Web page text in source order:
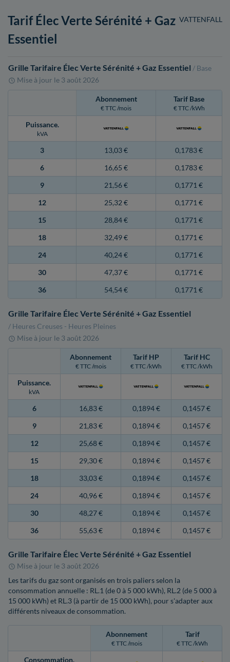
VATTENFALL
Tarif Élec Verte Sérénité + Gaz
Essentiel
Grille Tarifaire Élec Verte Sérénité + Gaz Essentiel / Base
Mise à jour le 3 août 2026
Abonnement
€ TTC /mois
Tarif Base
€ TTC /kWh
Puissance.
kVA
3 13,03 €
0,1783 €
6
16,65 €
0,1783 €
9
21,56 €
0,1771 €
12
25,32 €
0,1771 €
15
28,84 €
0,1771 €
18
32,49 €
0,1771 €
24
40,24 €
0,1771 €
30
47,37 €
0,1771 €
36
54,54 € 0,1771 €
Grille Tarifaire Élec Verte Sérénité + Gaz Essentiel
/ Heures Creuses - Heures Pleines
Mise à jour le 3 août 2026
Abonnement
€ TTC /mois
Tarif HP
€ TTC /kWh
Tarif HC
€ TTC /kWh
Puissance.
kVA
6 16,83 € 0,1894 €
0,1457 €
9
21,83 € 0,1894 €
0,1457 €
12
25,68 € 0,1894 €
0,1457 €
15
29,30 € 0,1894 €
0,1457 €
18
33,03 € 0,1894 €
0,1457 €
24
40,96 € 0,1894 €
0,1457 €
30
48,27 € 0,1894 €
0,1457 €
36
55,63 € 0,1894 € 0,1457 €
Grille Tarifaire Élec Verte Sérénité + Gaz Essentiel
Mise à jour le 3 août 2026
Les tarifs du gaz sont organisés en trois paliers selon la
consommation annuelle : RL.1 (de 0 à 5 000 kWh), RL.2 (de 5 000 à
15 000 kWh) et RL.3 (à partir de 15 000 kWh), pour s'adapter aux
différents niveaux de consommation.
Abonnement
€ TTC /mois
Tarif
€ TTC /kWh
Consommation.